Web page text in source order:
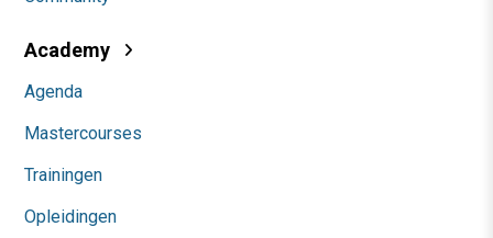
Academy
Agenda
Mastercourses
Trainingen
Opleidingen